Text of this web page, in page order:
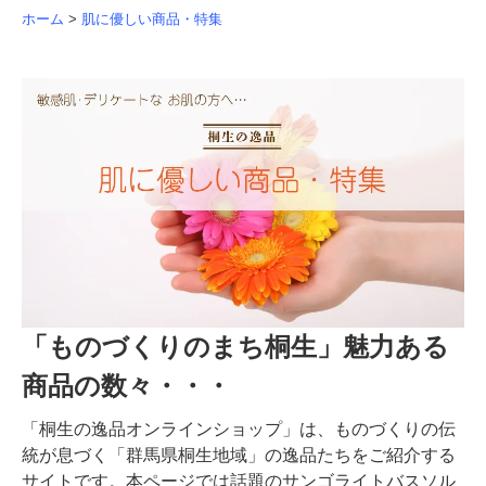
ホーム > 肌に優しい商品・特集
「ものづくりのまち桐生」魅力ある
商品の数々・・・
「桐生の逸品オンラインショップ」は、ものづくりの伝
統が息づく「群馬県桐生地域」の逸品たちをご紹介する
サイトです。本ページでは話題のサンゴライトバスソル